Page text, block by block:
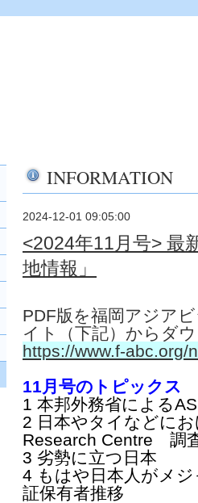
INFORMATION
2024-12-01 09:05:00
<2024年11月号> 最
地情報」
PDF版を福岡アジア
イト（下記）からダ
https://www.f-abc.org/
11月号のトピックス
1 本邦外務省による
2 日本やタイなどに
Research Centre 調
3 劣勢に立つ日本
4 もはや日本人がメ
証保有者推移